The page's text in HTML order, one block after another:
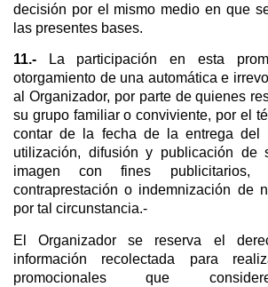
decisión por el mismo medio en que
las presentes bases.
11.-
La participación en esta
otorgamiento de una automática e
al Organizador, por parte de quienes
su grupo familiar o conviviente, por el
contar de la fecha de la entrega del
utilización, difusión y publicación de
imagen con fines
contraprestación o indemnización de
por tal circunstancia.-
El Organizador se reserva el
información recolectada para
promocionales que